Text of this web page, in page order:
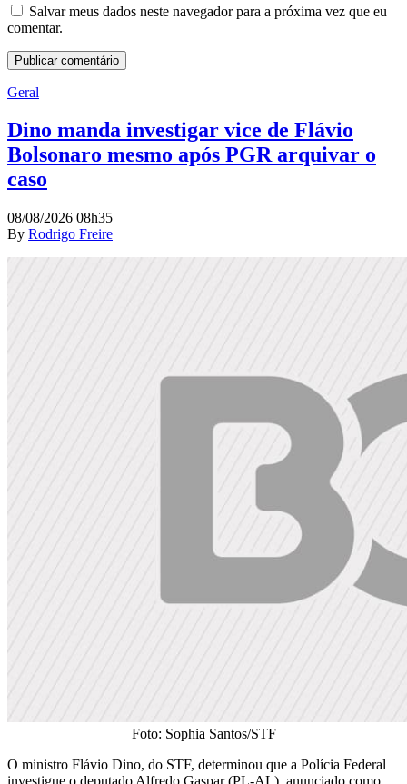
Salvar meus dados neste navegador para a próxima vez que eu
comentar.
Geral
Dino manda investigar vice de Flávio
Bolsonaro mesmo após PGR arquivar o
caso
08/08/2026 08h35
By Rodrigo Freire
Foto: Sophia Santos/STF
O ministro Flávio Dino, do STF, determinou que a Polícia Federal